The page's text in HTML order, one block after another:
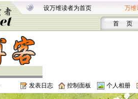
设万维读者为首页 万维
首 页
发表日志 控制面板 个人相册